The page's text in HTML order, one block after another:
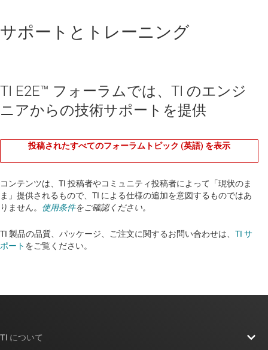
サポートとトレーニング
TI E2E™ フォーラムでは、TI のエンジ
ニアからの技術サポートを提供
投稿されたすべてのフォーラムトピック (英語) を表示
コンテンツは、TI 投稿者やコミュニティ投稿者によって「現状のま
ま」提供されるもので、TI による仕様の追加を意図するものではあ
りません。 使用条件をご確認ください。
TI 製品の品質、パッケージ、ご注文に関するお問い合わせは、 TI サ
ポート をご覧ください。​​​​​​​​​​​​​​
TI について